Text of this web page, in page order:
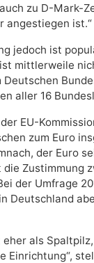
zu D-Mark-
angestiegen ist.“
jedoch ist
mittlerweile
aller 16
EU-
zum Euro
der Euro
Zustimmung
der Umfrage
Deutschland
als
Einrichtung“,